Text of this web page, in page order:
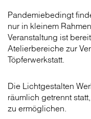
Pandemiebedingt
nur in kleinem
Veranstaltung ist
Atelierbereiche zur
Töpferwerkstatt.
Die Lichtgestalten
räumlich getrennt
zu ermöglichen.